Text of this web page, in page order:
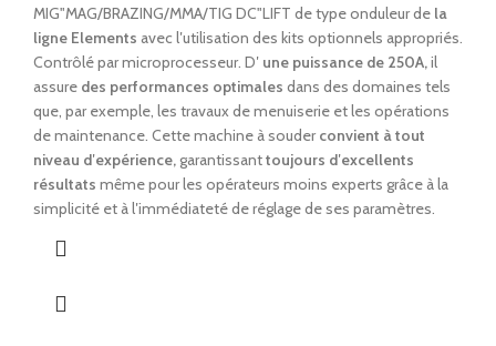
MIG"MAG/BRAZING/MMA/TIG DC"LIFT de type onduleur de la
ligne Elements avec l′utilisation des kits optionnels appropriés.
Contrôlé par microprocesseur. D′ une puissance de 250A,il
assure des performances optimales dans des domaines tels
que, par exemple, les travaux de menuiserie et les opérations
de maintenance. Cette machine à souderconvient à tout
niveau d′expérience,garantissanttoujours d′excellents
résultats même pour les opérateurs moins experts grâce à la
simplicité et à l′immédiateté de réglage de ses paramètres.